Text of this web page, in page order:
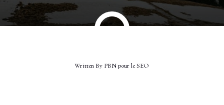
Written By PBN pour le SEO